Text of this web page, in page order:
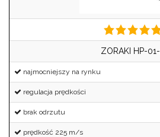
ZORAKI HP-
najmocniejszy na rynku
regulacja prędkości
brak odrzutu
prędkość 225 m/s